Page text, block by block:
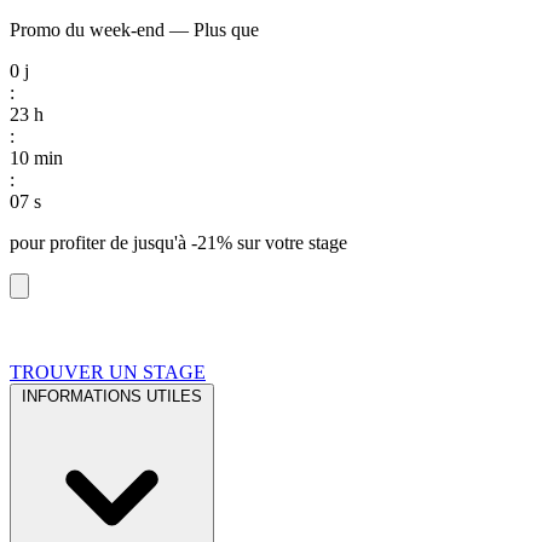
Promo du week-end — Plus que
0 j
:
23 h
:
10 min
:
06 s
pour profiter de jusqu'à -21% sur votre stage
TROUVER UN STAGE
INFORMATIONS UTILES